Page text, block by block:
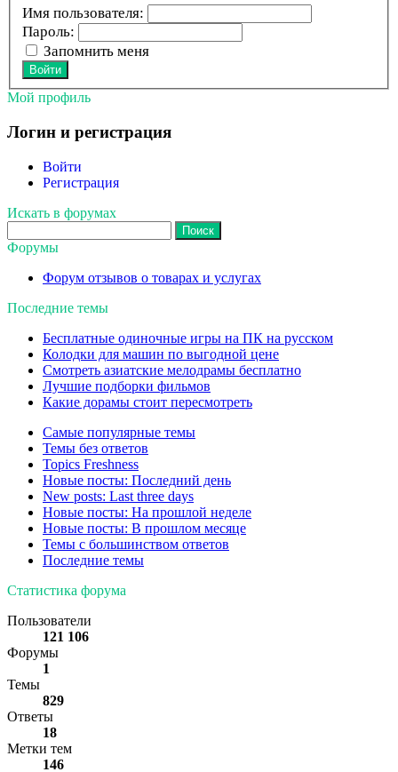
Имя пользователя:
Пароль:
Запомнить меня
Войти
Мой профиль
Логин и регистрация
Войти
Регистрация
Искать в форумах
Форумы
Форум отзывов о товарах и услугах
Последние темы
Бесплатные одиночные игры на ПК на русском
Колодки для машин по выгодной цене
Смотреть азиатские мелодрамы бесплатно
Лучшие подборки фильмов
Какие дорамы стоит пересмотреть
Самые популярные темы
Темы без ответов
Topics Freshness
Новые посты: Последний день
New posts: Last three days
Новые посты: На прошлой неделе
Новые посты: В прошлом месяце
Темы с большинством ответов
Последние темы
Статистика форума
Пользователи
121 106
Форумы
1
Темы
829
Ответы
18
Метки тем
146